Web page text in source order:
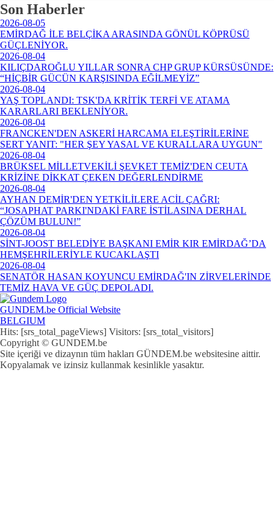
Son Haberler
2026-08-05
EMİRDAĞ İLE BELÇİKA ARASINDA GÖNÜL KÖPRÜSÜ
GÜÇLENİYOR.
2026-08-04
KILIÇDAROĞLU YILLAR SONRA CHP GRUP KÜRSÜSÜNDE:
“HİÇBİR GÜCÜN KARŞISINDA EĞİLMEYİZ”
2026-08-04
YAŞ TOPLANDI: TSK'DA KRİTİK TERFİ VE ATAMA
KARARLARI BEKLENİYOR.
2026-08-04
FRANCKEN'DEN ASKERİ HARCAMA ELEŞTİRİLERİNE
SERT YANIT: "HER ŞEY YASAL VE KURALLARA UYGUN"
2026-08-04
BRÜKSEL MİLLETVEKİLİ ŞEVKET TEMİZ'DEN CEUTA
KRİZİNE DİKKAT ÇEKEN DEĞERLENDİRME
2026-08-04
AYHAN DEMİR'DEN YETKİLİLERE ACİL ÇAĞRI:
“JOSAPHAT PARKI'NDAKİ FARE İSTİLASINA DERHAL
ÇÖZÜM BULUN!”
2026-08-04
SİNT-JOOST BELEDİYE BAŞKANI EMİR KIR EMİRDAĞ’DA
HEMŞEHRİLERİYLE KUCAKLAŞTI
2026-08-04
SENATÖR HASAN KOYUNCU EMİRDAĞ'IN ZİRVELERİNDE
TEMİZ HAVA VE GÜÇ DEPOLADI.
GUNDEM.be Official Website
BELGIUM
Hits: [srs_total_pageViews] Visitors: [srs_total_visitors]
Copyright © GUNDEM.be
Site içeriği ve dizaynın tüm hakları GÜNDEM.be websitesine aittir.
Kopyalamak ve izinsiz kullanmak kesinlikle yasaktır.